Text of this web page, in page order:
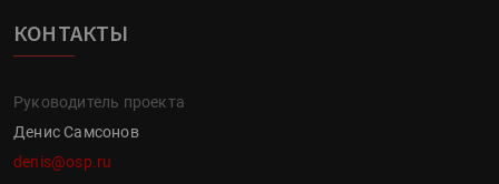
КОНТАКТЫ
Руководитель проекта
Денис Самсонов
denis@osp.ru